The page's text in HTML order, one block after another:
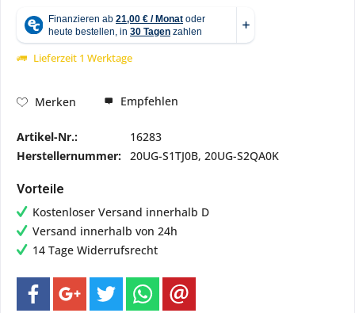
Lieferzeit 1 Werktage
Merken Empfehlen
Artikel-Nr.:
16283
Herstellernummer: 20UG-S1TJ0B, 20UG-S2QA0K
Vorteile
Kostenloser Versand innerhalb D
Versand innerhalb von 24h
14 Tage Widerrufsrecht